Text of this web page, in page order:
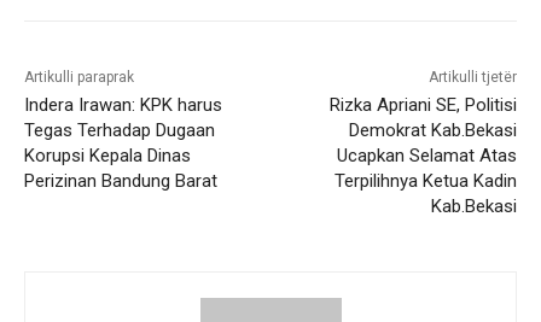
Artikulli paraprak
Indera Irawan: KPK harus
Tegas Terhadap Dugaan
Korupsi Kepala Dinas
Perizinan Bandung Barat
Artikulli tjetër
Rizka Apriani SE, Politisi
Demokrat Kab.Bekasi
Ucapkan Selamat Atas
Terpilihnya Ketua Kadin
Kab.Bekasi